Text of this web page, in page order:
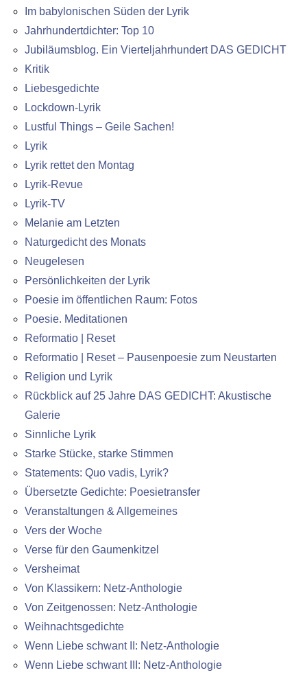
Im babylonischen Süden der Lyrik
Jahrhundertdichter: Top 10
Jubiläumsblog. Ein Vierteljahrhundert DAS GEDICHT
Kritik
Liebesgedichte
Lockdown-Lyrik
Lustful Things – Geile Sachen!
Lyrik
Lyrik rettet den Montag
Lyrik-Revue
Lyrik-TV
Melanie am Letzten
Naturgedicht des Monats
Neugelesen
Persönlichkeiten der Lyrik
Poesie im öffentlichen Raum: Fotos
Poesie. Meditationen
Reformatio | Reset
Reformatio | Reset – Pausenpoesie zum Neustarten
Religion und Lyrik
Rückblick auf 25 Jahre DAS GEDICHT: Akustische
Galerie
Sinnliche Lyrik
Starke Stücke, starke Stimmen
Statements: Quo vadis, Lyrik?
Übersetzte Gedichte: Poesietransfer
Veranstaltungen & Allgemeines
Vers der Woche
Verse für den Gaumenkitzel
Versheimat
Von Klassikern: Netz-Anthologie
Von Zeitgenossen: Netz-Anthologie
Weihnachtsgedichte
Wenn Liebe schwant II: Netz-Anthologie
Wenn Liebe schwant III: Netz-Anthologie